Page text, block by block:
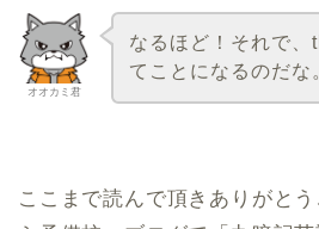
オオカミ君
なるほど！それで
てことになるのだな
ここまで読んで頂きありがと